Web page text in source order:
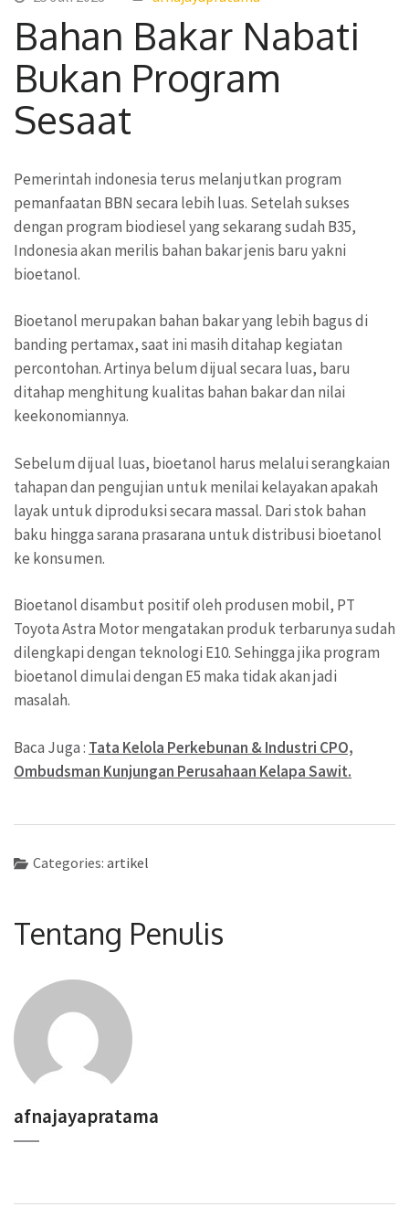
Bahan Bakar Nabati
Bukan Program
Sesaat
Pemerintah indonesia terus melanjutkan program
pemanfaatan BBN secara lebih luas. Setelah sukses
dengan program biodiesel yang sekarang sudah B35,
Indonesia akan merilis bahan bakar jenis baru yakni
bioetanol.
Bioetanol merupakan bahan bakar yang lebih bagus di
banding pertamax, saat ini masih ditahap kegiatan
percontohan. Artinya belum dijual secara luas, baru
ditahap menghitung kualitas bahan bakar dan nilai
keekonomiannya.
Sebelum dijual luas, bioetanol harus melalui serangkaian
tahapan dan pengujian untuk menilai kelayakan apakah
layak untuk diproduksi secara massal. Dari stok bahan
baku hingga sarana prasarana untuk distribusi bioetanol
ke konsumen.
Bioetanol disambut positif oleh produsen mobil, PT
Toyota Astra Motor mengatakan produk terbarunya sudah
dilengkapi dengan teknologi E10. Sehingga jika program
bioetanol dimulai dengan E5 maka tidak akan jadi
masalah.
Baca Juga : Tata Kelola Perkebunan & Industri CPO,
Ombudsman Kunjungan Perusahaan Kelapa Sawit.
Categories: artikel
Tentang Penulis
afnajayapratama